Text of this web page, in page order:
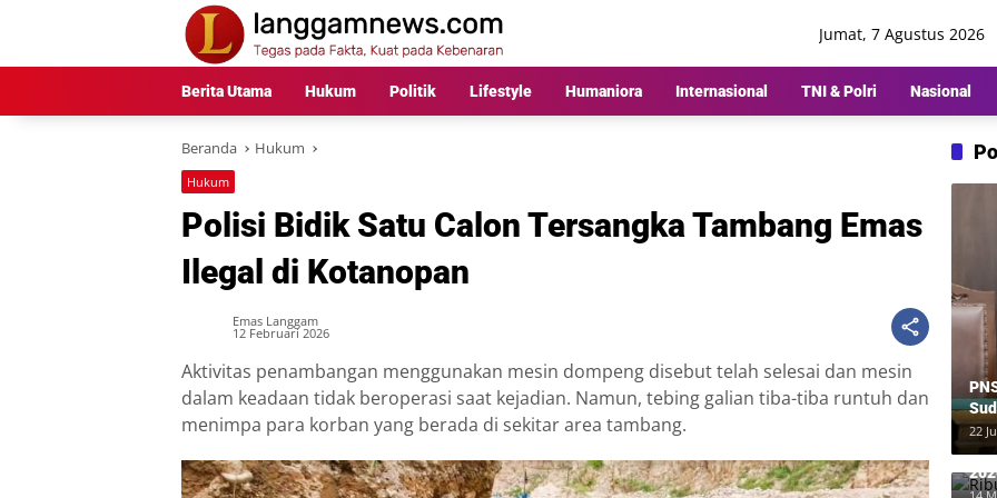
Jumat, 7 Agustus 2026
Berita Utama Hukum Politik Lifestyle Humaniora Internasional TNI & Polri Nasional
Beranda Hukum
Hukum
Polisi Bidik Satu Calon Tersangka Tambang Emas
Ilegal di Kotanopan
Emas Langgam
12 Februari 2026
Aktivitas penambangan menggunakan mesin dompeng disebut telah selesai dan mesin
dalam keadaan tidak beroperasi saat kejadian. Namun, tebing galian tiba-tiba runtuh dan
menimpa para korban yang berada di sekitar area tambang.
22